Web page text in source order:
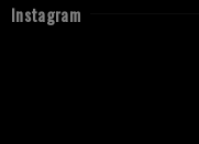
Instagram